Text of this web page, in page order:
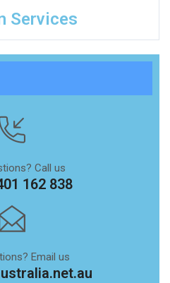
Services
Call us
162 838
Email us